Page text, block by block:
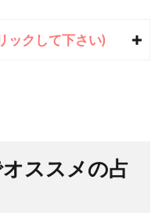
ックして下さい)
ススメの占